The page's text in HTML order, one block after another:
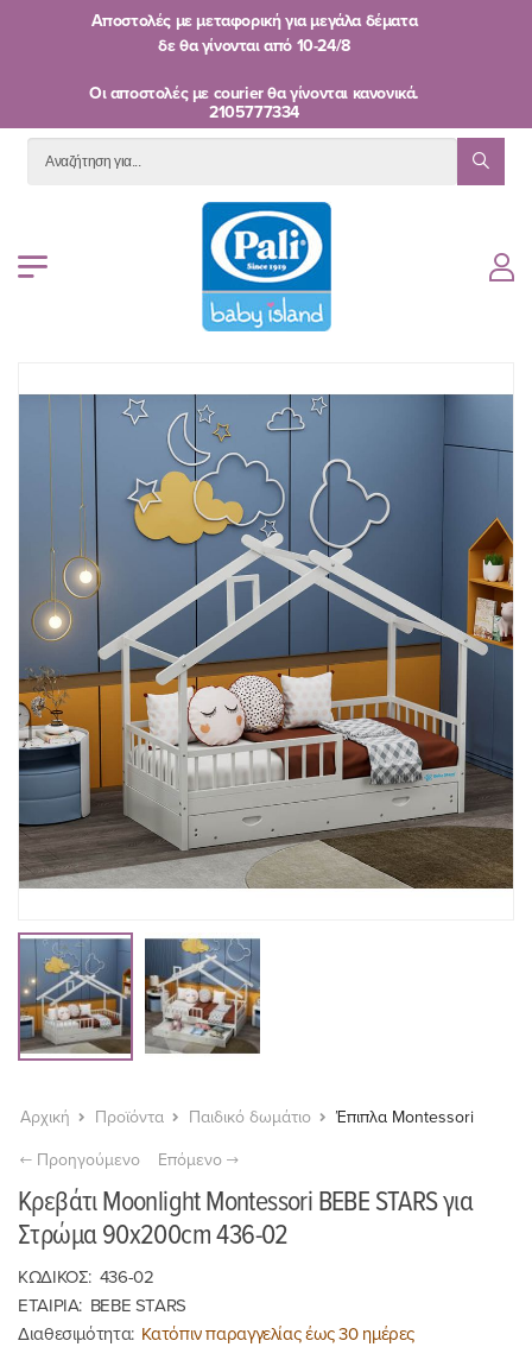
Αποστολές με μεταφορική για μεγάλα δέματα
δε θα γίνονται από 10-24/8
Oι αποστολές με courier θα γίνονται κανονικά.
2105777334
Αρχική Προϊόντα Παιδικό δωμάτιο Έπιπλα Montessori
Προηγούμενο Επόμενο
Κρεβάτι Moonlight Montessori BEBE STARS για
Στρώμα 90x200cm 436-02
ΚΩΔΙΚΟΣ: 436-02
ΕΤΑΙΡΙΑ: BEBE STARS
Διαθεσιμότητα: Κατόπιν παραγγελίας έως 30 ημέρες